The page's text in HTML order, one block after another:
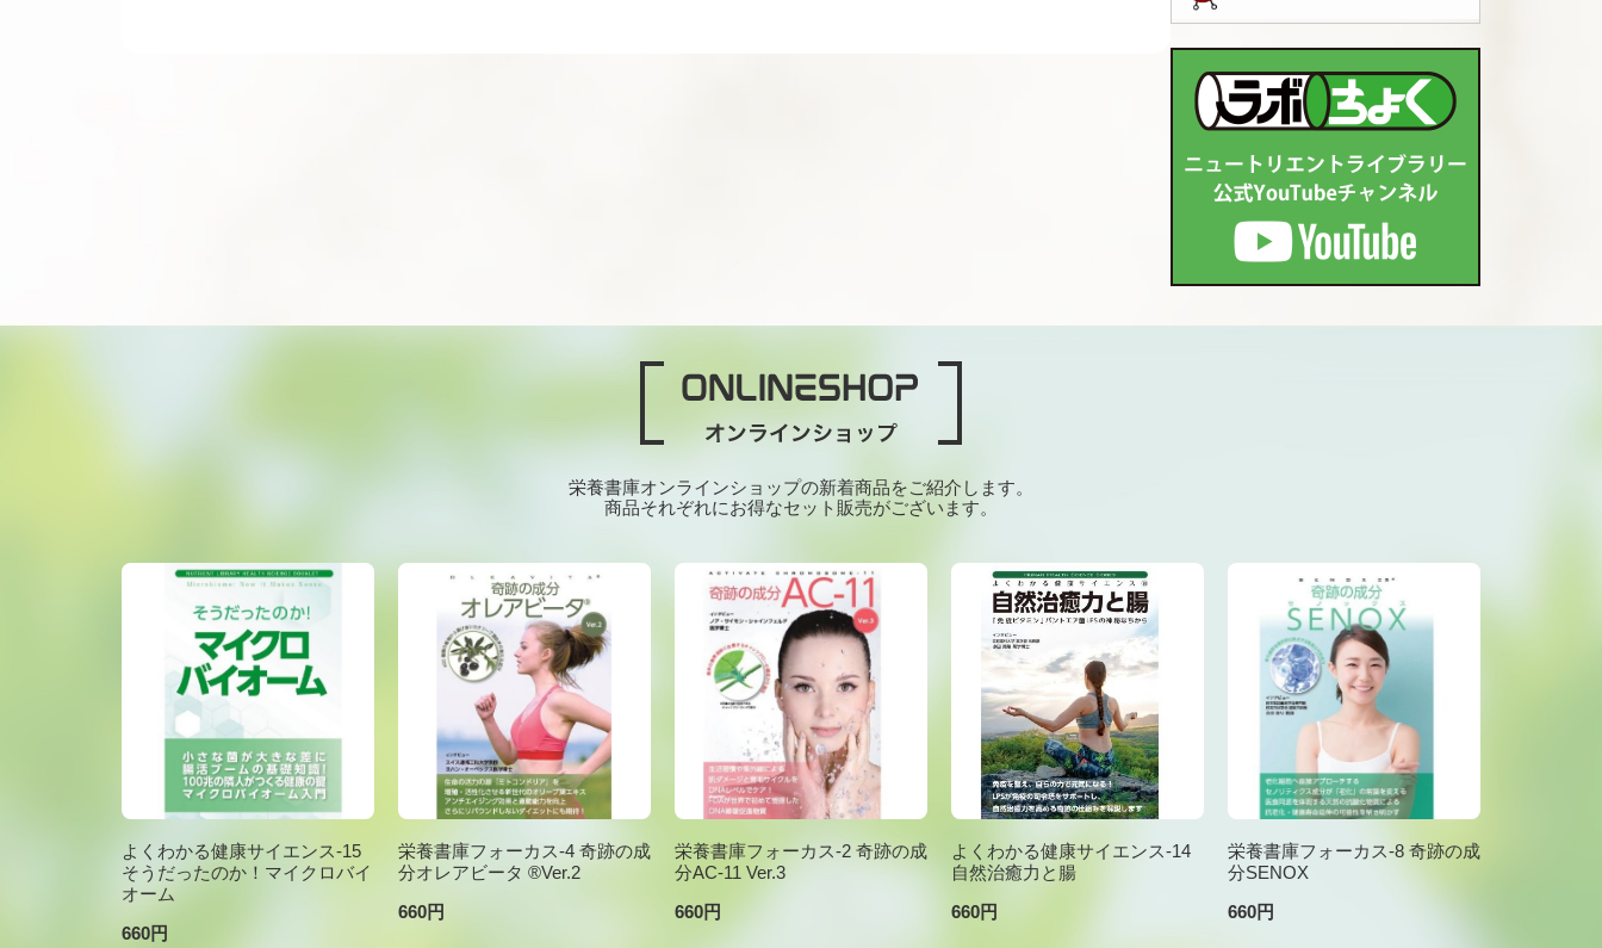
栄養書庫オンラインショップの新着商品をご紹介します。
商品それぞれにお得なセット販売がございます。
よくわかる健康サイエンス-15
そうだったのか！マイクロバイ
オーム
660円
栄養書庫フォーカス-4 奇跡の成
分オレアビータ ®Ver.2
660円
栄養書庫フォーカス-2 奇跡の成
分AC-11 Ver.3
660円
よくわかる健康サイエンス-14
自然治癒力と腸
660円
栄養書庫フォーカス-8 奇跡の成
分SENOX
660円